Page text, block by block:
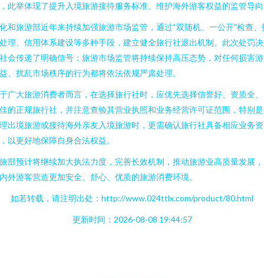
此举体现了提升入境旅游接待服务标准、维护海外游客权益的监管导
和旅游部近年来持续加强旅游市场监管，通过“双随机、一公开”检查、
理、信用体系建设等多种手段，建立健全旅行社退出机制。此次处罚
会传递了明确信号：旅游市场监管将持续保持高压态势，对任何损害
、扰乱市场秩序的行为都将依法依规严肃处理。
广大旅游消费者而言，在选择旅行社时，应优先选择信誉好、资质全
的正规旅行社，并注意查验其营业执照和业务经营许可证范围，特别
出境旅游或接待海外亲友入境旅游时，更需确认旅行社具备相应业务资
以更好地保障自身合法权益。
部预计将继续加大执法力度，完善长效机制，推动旅游业高质量发展
外游客营造更加安全、舒心、优质的旅游消费环境。
如若转载，请注明出处：http://www.024ttlx.com/product/80.html
更新时间：2026-08-08 19:44:57